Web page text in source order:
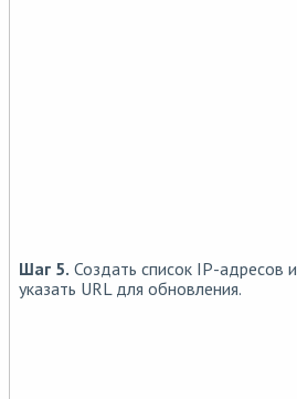
Шаг 5. Создать список IP-адресов и
указать URL для обновления.